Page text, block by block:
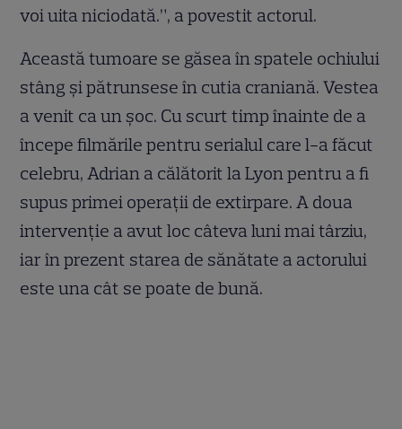
voi uita niciodată.”, a povestit actorul.
Această tumoare se găsea în spatele ochiului
stâng și pătrunsese în cutia craniană. Vestea
a venit ca un șoc. Cu scurt timp înainte de a
începe filmările pentru serialul care l-a făcut
celebru, Adrian a călătorit la Lyon pentru a fi
supus primei operații de extirpare. A doua
intervenție a avut loc câteva luni mai târziu,
iar în prezent starea de sănătate a actorului
este una cât se poate de bună.